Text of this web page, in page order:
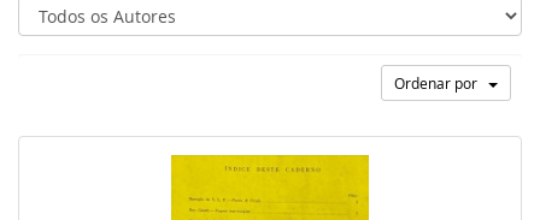
Ordenar por